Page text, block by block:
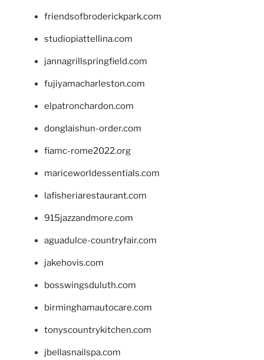
friendsofbroderickpark.com
studiopiattellina.com
jannagrillspringfield.com
fujiyamacharleston.com
elpatronchardon.com
donglaishun-order.com
fiamc-rome2022.org
mariceworldessentials.com
lafisheriarestaurant.com
915jazzandmore.com
aguadulce-countryfair.com
jakehovis.com
bosswingsduluth.com
birminghamautocare.com
tonyscountrykitchen.com
jbellasnailspa.com